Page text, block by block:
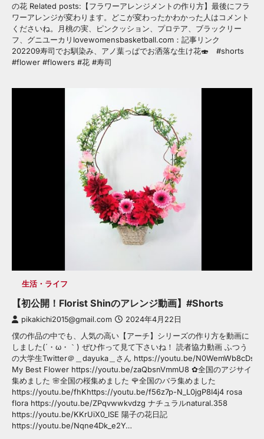
の花 Related posts:【フラワーアレンジメントの作り方】最後にフラ
ワーアレンジが変わります。どこが変わったかわかった人はコメント
くださいね。月桃の実、ピンクッション、プロテア、ブラックリー
フ、グニユーカリlovewomensbasketball.com：記事リンク
202209寿司でお馴染み、アノ葉っぱでお洒落な生け花🍣 #shorts
#flower #flowers #花 #寿司
生活・ライフ
【初公開！Florist Shinのアレンジ動画】#Shorts
pikakichi2015@gmail.com 2024年4月22日
僕の作品の中でも、人気の高い【アーチ】シリーズの作り方を動画に
しました(´・ω・｀) ぜひ作って見て下さいね！ 読者協力動画 ふつう
の大学生Twitter＠＿dayuka＿さん https://youtu.be/N0WemWb8cDs
My Best Flower https://youtu.be/zaQbsnVmmU8 ✿全国のアジサイ
集めました 🌸全国の桜集めました 🌹全国のバラ集めました
https://youtu.be/fhKhttps://youtu.be/f56z7p-N_L0jgP8I4j4 rosa
flora https://youtu.be/ZPqvwwkvdzg ナチュラルnatural.358
https://youtu.be/KKrUiX0_ISE 陽子の花日記
https://youtu.be/Nqne4Dk_e2Y…